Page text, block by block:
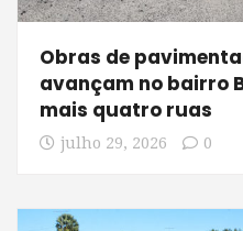
Obras de
avançam no bairro
mais quatro ruas
julho 29, 2026 0